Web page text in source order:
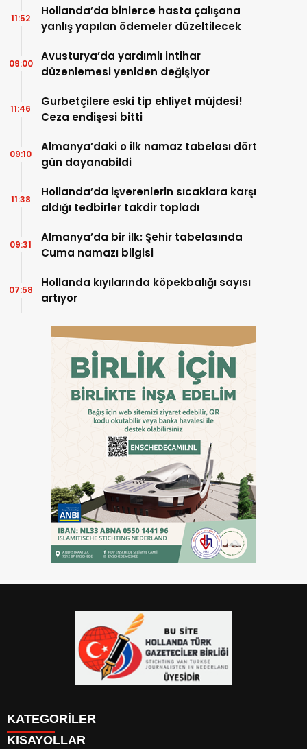
Hollanda’da binlerce hasta çalışana
yanlış yapılan ödemeler düzeltilecek
11:52
Avusturya’da yardımlı intihar
düzenlemesi yeniden değişiyor
09:00
Gurbetçilere eski tip ehliyet müjdesi!
Ceza endişesi bitti
11:46
Almanya’daki o ilk namaz tabelası dört
gün dayanabildi
09:10
Hollanda’da işverenlerin sıcaklara karşı
aldığı tedbirler takdir topladı
11:38
Almanya’da bir ilk: Şehir tabelasında
Cuma namazı bilgisi
09:31
Hollanda kıyılarında köpekbalığı sayısı
artıyor
07:58
KATEGORİLER
KISAYOLLAR